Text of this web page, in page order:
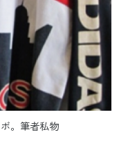
。筆者私物